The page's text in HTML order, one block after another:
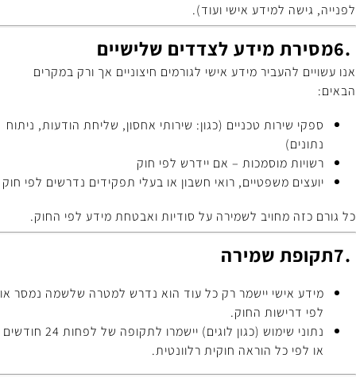
לפנייה, גישה למידע אישי ועוד).
6.מסירת מידע לצדדים שלישיים
אנו עשויים להעביר מידע אישי לגורמים חיצוניים אך ורק במקרים
הבאים:
ספקי שירות טכניים (כגון: שירותי אחסון, שליחת הודעות, ניתוח
נתונים)
רשויות מוסמכות – אם יידרש לפי חוק
יועצים משפטיים, רואי חשבון או בעלי תפקידים נדרשים לפי חוק
כל גורם כזה מחויב לשמירה על סודיות ואבטחת מידע לפי החוק.
7.תקופת שמירה
מידע אישי יישמר רק כל עוד הוא נדרש למטרה שלשמה נמסר או
לפי דרישות החוק.
נתוני שימוש (כגון לוגים) יישמרו לתקופה של לפחות 24 חודשים
או לפי כל הוראה חוקית רלוונטית.